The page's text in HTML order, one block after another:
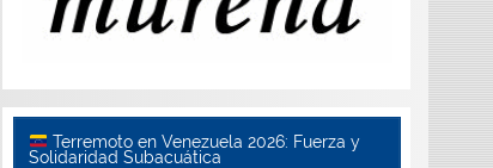
Terremoto en Venezuela 2026: Fuerza y
Solidaridad Subacuática